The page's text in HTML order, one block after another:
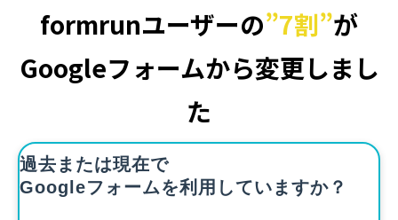
formrunユーザーの”7割”が
Googleフォームから変更しまし
た
過去または現在で
Googleフォームを利用していますか？